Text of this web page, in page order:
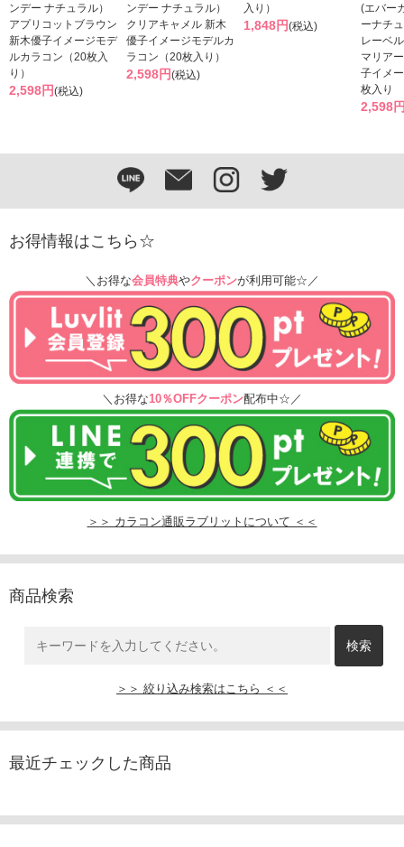
ンデー ナチュラル）
アプリコットブラウン
新木優子イメージモデ
ルカラコン（20枚入
り）
2,598円(税込)
ンデー ナチュラル）
クリアキャメル 新木
優子イメージモデルカ
ラコン（20枚入り）
2,598円(税込)
入り）
1,848円(税込)
(エバー
ーナチ
レーベ
マリア
子イメ
枚入り
2,598
お得情報はこちら☆
＼お得な会員特典やクーポンが利用可能☆／
＼お得な10％OFFクーポン配布中☆／
＞＞ カラコン通販ラブリットについて ＜＜
商品検索
＞＞ 絞り込み検索はこちら ＜＜
最近チェックした商品